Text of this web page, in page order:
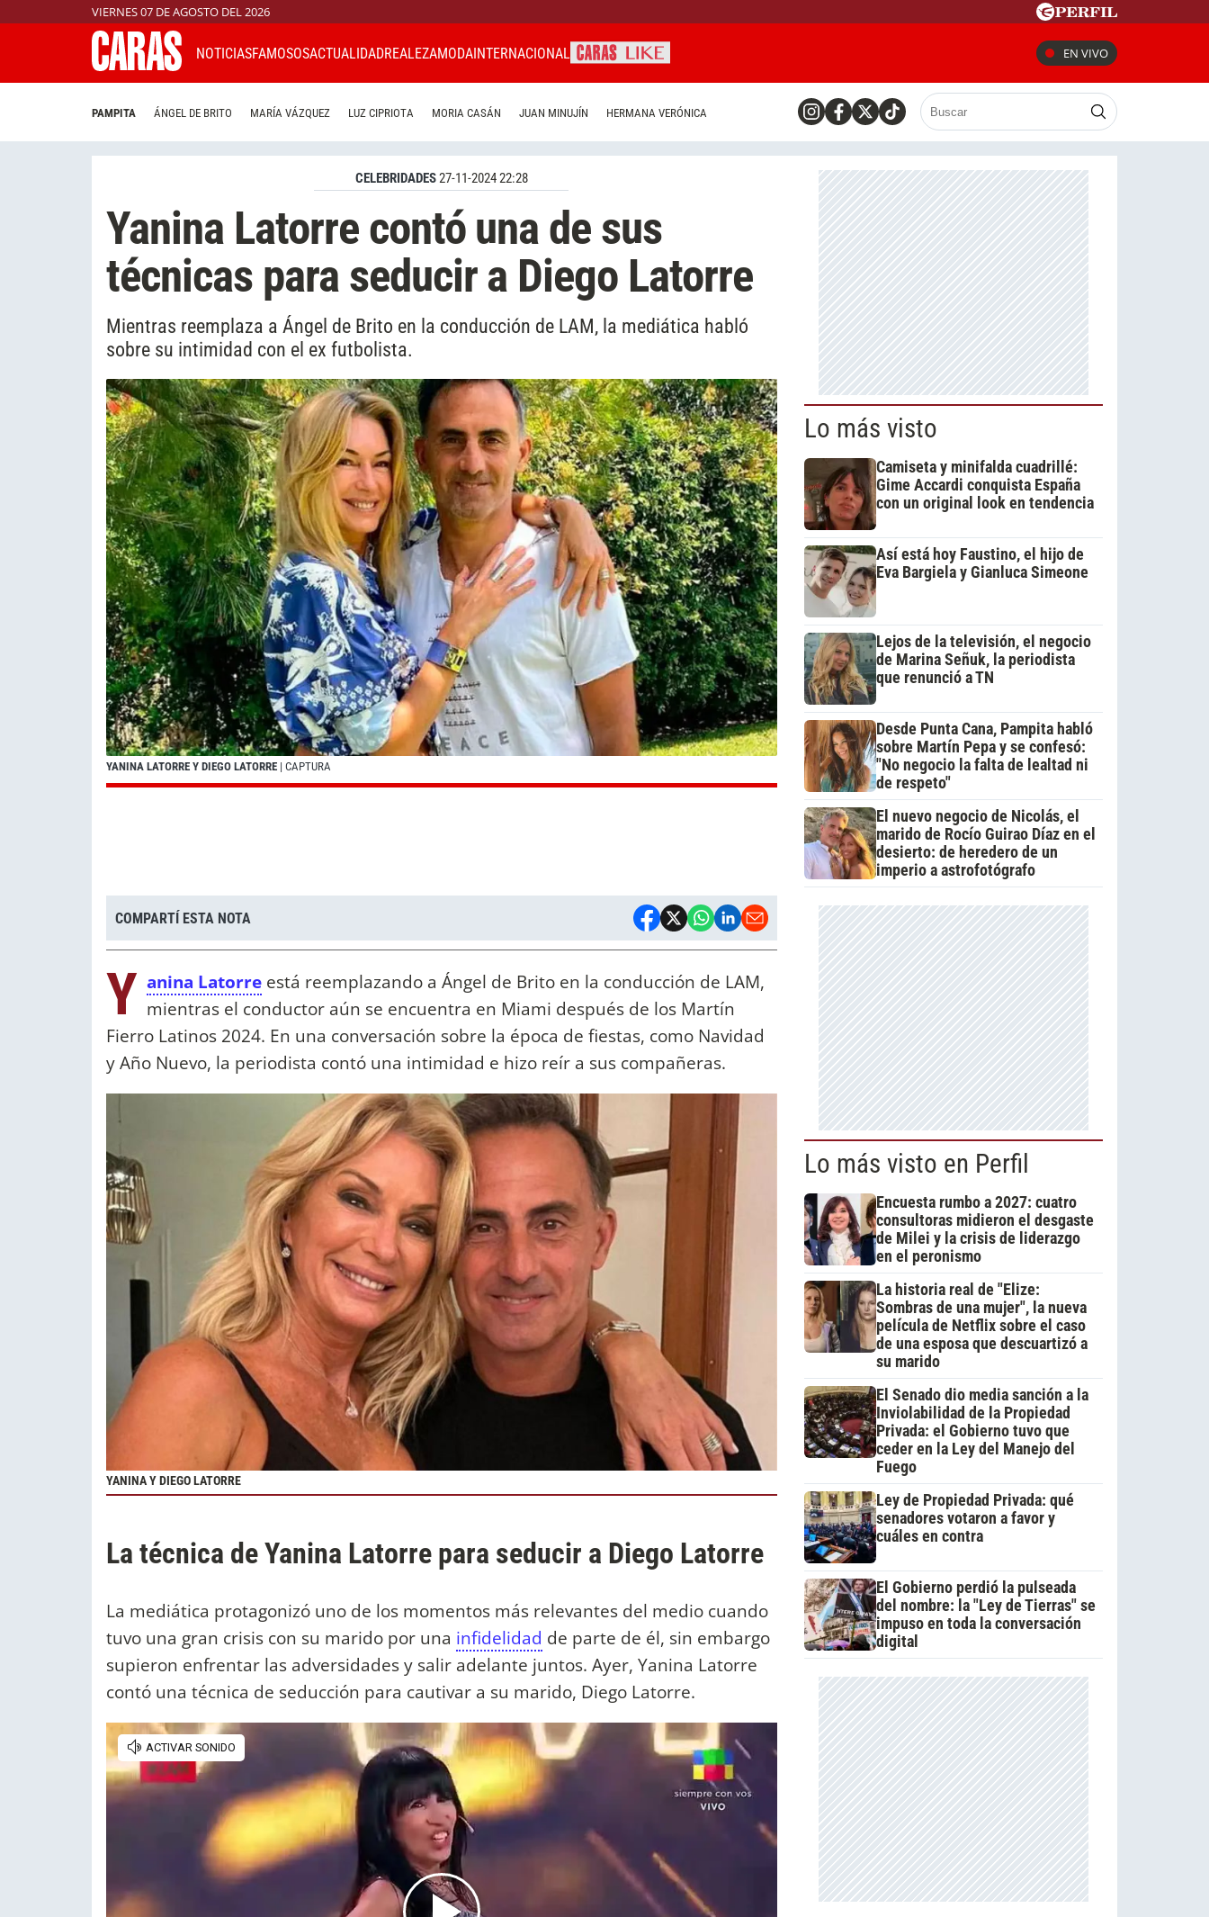
VIERNES 07 DE AGOSTO DEL 2026
NOTICIASFAMOSOSACTUALIDADREALEZAMODAINTERNACIONAL EN VIVO
PAMPITA ÁNGEL DE BRITO MARÍA VÁZQUEZ LUZ CIPRIOTA MORIA CASÁN JUAN MINUJÍN HERMANA VERÓNICA
CELEBRIDADES27-11-2024 22:28
Yanina Latorre contó una de sus
técnicas para seducir a Diego Latorre
Mientras reemplaza a Ángel de Brito en la conducción de LAM, la mediática habló
sobre su intimidad con el ex futbolista.
YANINA LATORRE Y DIEGO LATORRE | CAPTURA
COMPARTÍ ESTA NOTA
Y anina Latorre está reemplazando a Ángel de Brito en la conducción de LAM,
mientras el conductor aún se encuentra en Miami después de los Martín
Fierro Latinos 2024. En una conversación sobre la época de fiestas, como Navidad
y Año Nuevo, la periodista contó una intimidad e hizo reír a sus compañeras.
YANINA Y DIEGO LATORRE
La técnica de Yanina Latorre para seducir a Diego Latorre
La mediática protagonizó uno de los momentos más relevantes del medio cuando
tuvo una gran crisis con su marido por una infidelidad de parte de él, sin embargo
supieron enfrentar las adversidades y salir adelante juntos. Ayer, Yanina Latorre
contó una técnica de seducción para cautivar a su marido, Diego Latorre.
Lo más visto
Camiseta y minifalda cuadrillé:
Gime Accardi conquista España
con un original look en tendencia
Así está hoy Faustino, el hijo de
Eva Bargiela y Gianluca Simeone
Lejos de la televisión, el negocio
de Marina Señuk, la periodista
que renunció a TN
Desde Punta Cana, Pampita habló
sobre Martín Pepa y se confesó:
"No negocio la falta de lealtad ni
de respeto"
El nuevo negocio de Nicolás, el
marido de Rocío Guirao Díaz en el
desierto: de heredero de un
imperio a astrofotógrafo
Lo más visto en Perfil
Encuesta rumbo a 2027: cuatro
consultoras midieron el desgaste
de Milei y la crisis de liderazgo
en el peronismo
La historia real de "Elize:
Sombras de una mujer", la nueva
película de Netflix sobre el caso
de una esposa que descuartizó a
su marido
El Senado dio media sanción a la
Inviolabilidad de la Propiedad
Privada: el Gobierno tuvo que
ceder en la Ley del Manejo del
Fuego
Ley de Propiedad Privada: qué
senadores votaron a favor y
cuáles en contra
El Gobierno perdió la pulseada
del nombre: la "Ley de Tierras" se
impuso en toda la conversación
digital